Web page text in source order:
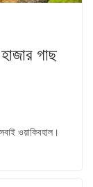
গাছ
ওয়াকিবহাল।